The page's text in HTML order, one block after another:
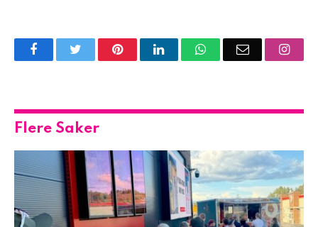
FacebookTwitter PinterestLinkedInWhatsAppEmail
Flere Saker